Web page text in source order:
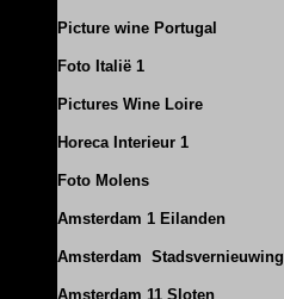
Picture wine Portugal
Foto Italië 1
Pictures Wine Loire
Horeca Interieur 1
Foto Molens
Amsterdam 1 Eilanden
Amsterdam Stadsvernieuwing
Amsterdam 11 Sloten